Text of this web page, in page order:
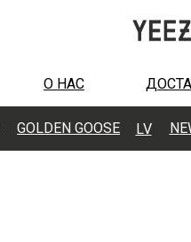
О НАС
LV N
GOLDEN GOOSE